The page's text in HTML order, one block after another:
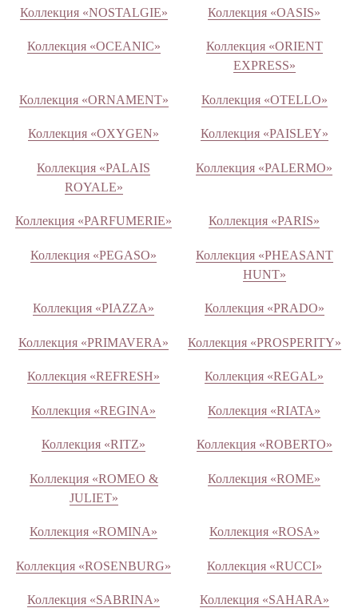
Коллекция «NOSTALGIE» Коллекция «OASIS»
Коллекция «OCEANIC»
Коллекция «ORIENT
EXPRESS»
Коллекция «ORNAMENT» Коллекция «OTELLO»
Коллекция «OXYGEN» Коллекция «PAISLEY»
Коллекция «PALAIS
ROYALE»
Коллекция «PALERMO»
Коллекция «PARFUMERIE» Коллекция «PARIS»
Коллекция «PEGASO»
Коллекция «PHEASANT
HUNT»
Коллекция «PIAZZA» Коллекция «PRADO»
Коллекция «PRIMAVERA» Коллекция «PROSPERITY»
Коллекция «REFRESH» Коллекция «REGAL»
Коллекция «REGINA» Коллекция «RIATA»
Коллекция «RITZ» Коллекция «ROBERTO»
Коллекция «ROMEO &
JULIET»
Коллекция «ROME»
Коллекция «ROMINA» Коллекция «ROSA»
Коллекция «ROSENBURG» Коллекция «RUCCI»
Коллекция «SABRINA» Коллекция «SAHARA»